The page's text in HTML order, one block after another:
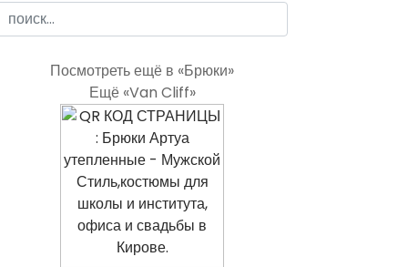
Посмотреть ещё в «Брюки»
Ещё «Van Cliff»